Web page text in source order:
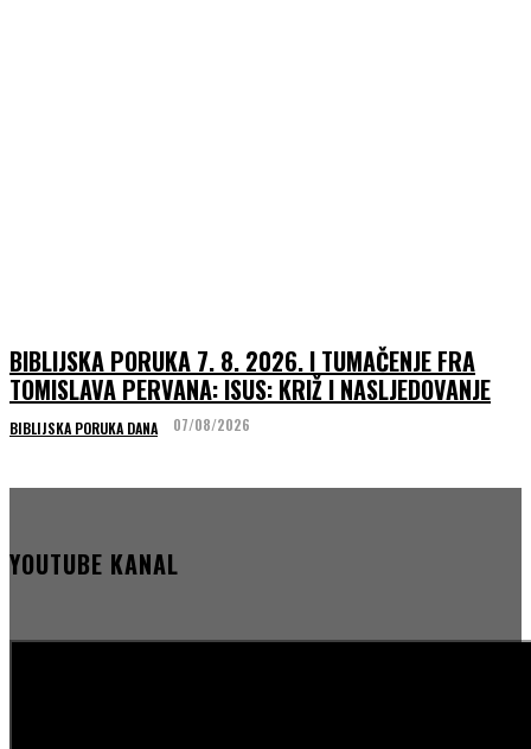
BIBLIJSKA PORUKA 7. 8. 2026. I TUMAČENJE FRA
TOMISLAVA PERVANA: ISUS: KRIŽ I NASLJEDOVANJE
BIBLIJSKA PORUKA DANA 07/08/2026
YOUTUBE KANAL